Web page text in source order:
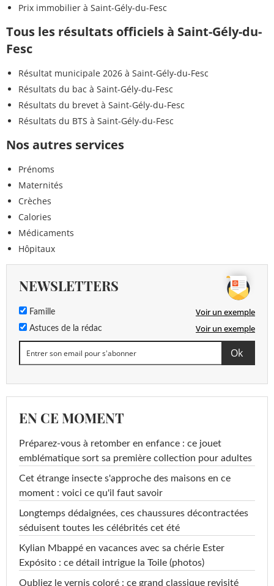
Prix immobilier à Saint-Gély-du-Fesc
Tous les résultats officiels à Saint-Gély-du-
Fesc
Résultat municipale 2026 à Saint-Gély-du-Fesc
Résultats du bac à Saint-Gély-du-Fesc
Résultats du brevet à Saint-Gély-du-Fesc
Résultats du BTS à Saint-Gély-du-Fesc
Nos autres services
Prénoms
Maternités
Crèches
Calories
Médicaments
Hôpitaux
NEWSLETTERS
Famille Voir un exemple
Astuces de la rédac Voir un exemple
EN CE MOMENT
Préparez-vous à retomber en enfance : ce jouet
emblématique sort sa première collection pour adultes
Cet étrange insecte s'approche des maisons en ce
moment : voici ce qu'il faut savoir
Longtemps dédaignées, ces chaussures décontractées
séduisent toutes les célébrités cet été
Kylian Mbappé en vacances avec sa chérie Ester
Expósito : ce détail intrigue la Toile (photos)
Oubliez le vernis coloré : ce grand classique revisité